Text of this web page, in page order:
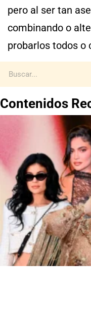
pero al ser tan
combinando o
probarlos todos o
Contenidos